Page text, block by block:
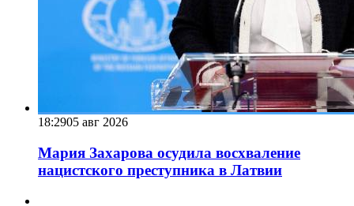
18:2905 авг 2026
Мария Захарова осудила восхваление
нацистского преступника в Латвии